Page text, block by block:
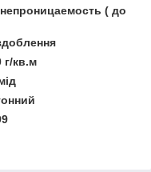
( до
г/кв.м